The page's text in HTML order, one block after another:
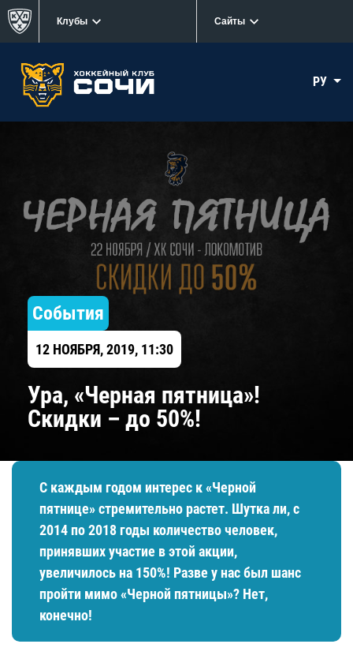
Клубы Сайты
РУ
События
12 НОЯБРЯ, 2019, 11:30
Ура, «Черная пятница»!
Скидки – до 50%!
С каждым годом интерес к «Черной
пятнице» стремительно растет. Шутка ли, с
2014 по 2018 годы количество человек,
принявших участие в этой акции,
увеличилось на 150%! Разве у нас был шанс
пройти мимо «Черной пятницы»? Нет,
конечно!